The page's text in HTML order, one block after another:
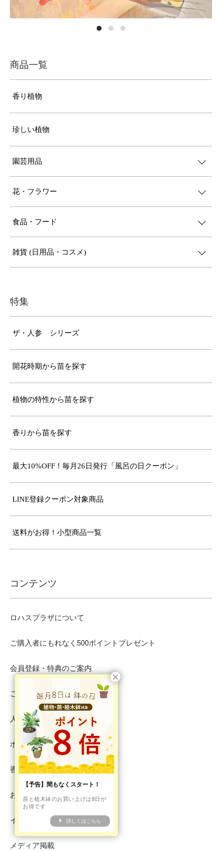
商品一覧
香り植物
珍しい植物
園芸用品
花・フラワー
食品・フード
雑貨 (日用品・コスメ)
特集
ザ・人参 シリーズ
開花時期から苗を探す
植物の特性から苗を探す
香りから苗を探す
最大10%OFF！毎月26日発行「風呂の日クーポン」
LINE登録クーポン対象商品
送料がお得！小型商品一覧
コンテンツ
ロハスプラザについて
ご購入者にもれなく500ポイントプレゼント
会員登録・特典のご案内
ご注文方法
人参通信
ホタルプロジェクト・レポート
香り植物図鑑
お取引先様 新規募集のお知らせ
イベント出店情報
メディア掲載
【予告】間もなくスタート！
苗と植木鉢のお買い上げは8日が
お得です
詳しくはこちら